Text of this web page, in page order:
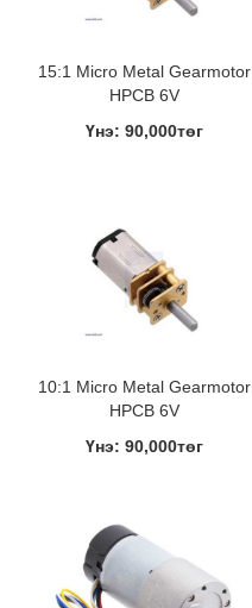
15:1 Micro Metal Gearmotor
HPCB 6V
Үнэ: 90,000төг
10:1 Micro Metal Gearmotor
HPCB 6V
Үнэ: 90,000төг